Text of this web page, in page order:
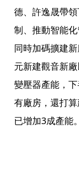
德、許逸晟帶
制、推動智能
同時加碼擴建
元新建觀音新
變壓器產能，
有廠房，還打
已增加3成產能